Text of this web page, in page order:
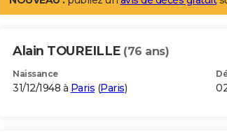
Alain TOUREILLE (76 ans)
Naissance
31/12/1948 à Paris (Paris)